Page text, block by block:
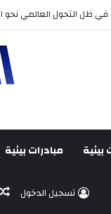
على جبر الضرر، دراسة
بيئية مبادرات بيئية
تسجيل الدخول